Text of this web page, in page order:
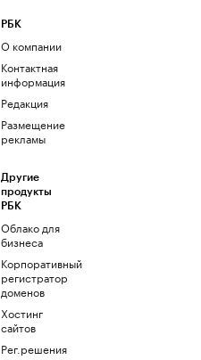
РБК
О компании
Контактная
информация
Редакция
Размещение
рекламы
Другие
продукты
РБК
Облако для
бизнеса
Корпоративный
регистратор
доменов
Хостинг
сайтов
Рег.решения